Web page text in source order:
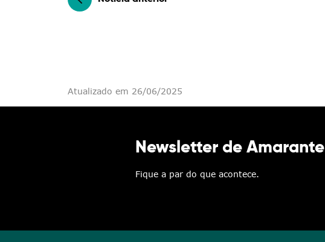
Atualizado em 26/06/2025
Newsletter de Amarante
Fique a par do que acontece.